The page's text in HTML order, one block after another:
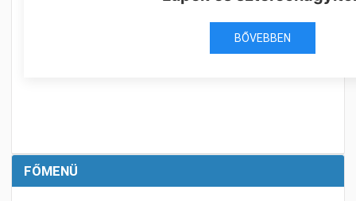
FŐMENÜ
BŐVEBBEN